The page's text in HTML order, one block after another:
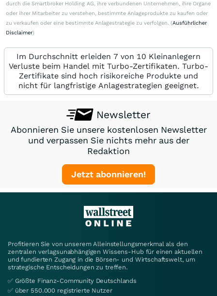
durch die Smartbroker Holding AG, ihre verbundenen Unternehmen, ihre Organe
oder ihrer Mitarbeiter zu verstehen, bestimmte Anlageprodukte zu kaufen oder
zu verkaufen oder eine bestimmte Anlagestrategie zu verfolgen. (Ausführlicher
Disclaimer)
Im Durchschnitt erleiden 7 von 10 Kleinanlegern
Verluste beim Handel mit Turbo-Zertifikaten. Turbo-
Zertifikate sind hoch risikoreiche Produkte und
nicht für langfristige Anlagestrategien geeignet.
Newsletter
Abonnieren Sie unsere kostenlosen Newsletter
und verpassen Sie nichts mehr aus der
Redaktion
Jetzt abonnieren!
Profitieren Sie von unserem Alleinstellungsmerkmal als den
zentralen verlagsunabhängigen Wissens-Hub für einen aktuellen
und fundierten Zugang in die Börsen- und Wirtschaftswelt, um
strategische Entscheidungen zu treffen.
✅ Größte Finanz-Community Deutschlands
✅ über 550.000 registrierte Nutzer